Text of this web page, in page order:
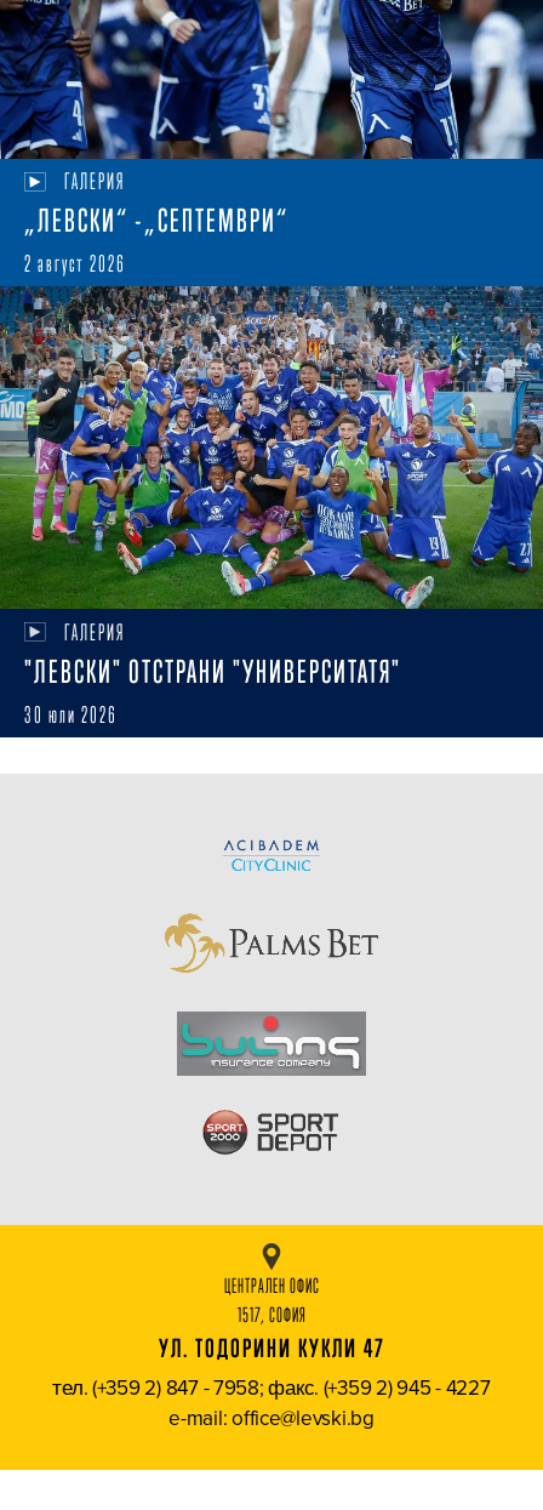
ГАЛЕРИЯ
„ЛЕВСКИ“ -„СЕПТЕМВРИ“
2 август 2026
ГАЛЕРИЯ
"ЛЕВСКИ" ОТСТРАНИ "УНИВЕРСИТАТЯ"
30 юли 2026
ЦЕНТРАЛЕН ОФИС
1517, СОФИЯ
УЛ. ТОДОРИНИ КУКЛИ 47
тел. (+359 2) 847 - 7958; факс. (+359 2) 945 - 4227
e-mail: office@levski.bg